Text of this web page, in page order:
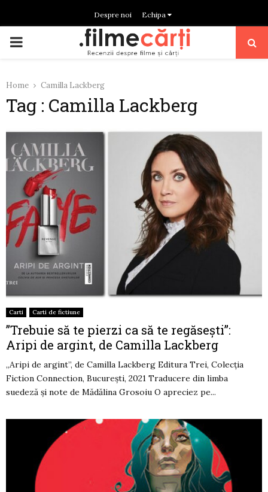
Despre noi Echipa
PRIMARY
Home Camilla Lackberg
Tag : Camilla Lackberg
Carti Carti de fictiune
”Trebuie să te pierzi ca să te regăsești”:
Aripi de argint, de Camilla Lackberg
„Aripi de argint”, de Camilla Lackberg Editura Trei, Colecția
Fiction Connection, București, 2021 Traducere din limba
suedeză și note de Mădălina Grosoiu O apreciez pe...